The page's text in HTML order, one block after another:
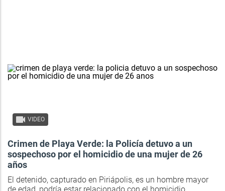
VIDEO
Crimen de Playa Verde: la Policía detuvo a un
sospechoso por el homicidio de una mujer de 26
años
El detenido, capturado en Piriápolis, es un hombre mayor
de edad, podría estar relacionado con el homicidio.